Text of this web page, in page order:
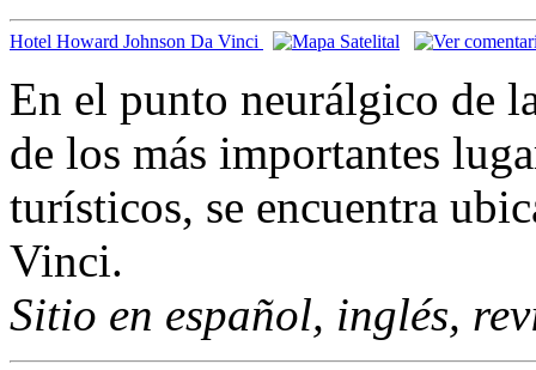
Hotel Howard Johnson Da Vinci
En el punto neurálgico de
de los más importantes
turísticos, se encuentra
Vinci.
Sitio en español, inglés,